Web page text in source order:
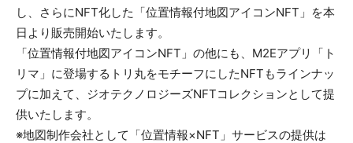
し、さらにNFT化した「位置情報付地図アイコンNFT」を本
日より販売開始いたします。
「位置情報付地図アイコンNFT」の他にも、M2Eアプリ「ト
リマ」に登場するトリ丸をモチーフにしたNFTもラインナッ
プに加えて、ジオテクノロジーズNFTコレクションとして提
供いたします。
※地図制作会社として「位置情報×NFT」サービスの提供は